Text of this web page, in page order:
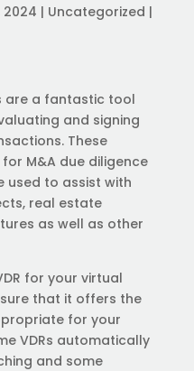
2024 | Uncategorized |
are a fantastic tool
and signing
These
M&A due diligence
used to assist with
real estate
as well as other
for your virtual
that it offers the
for your
VDRs automatically
and some